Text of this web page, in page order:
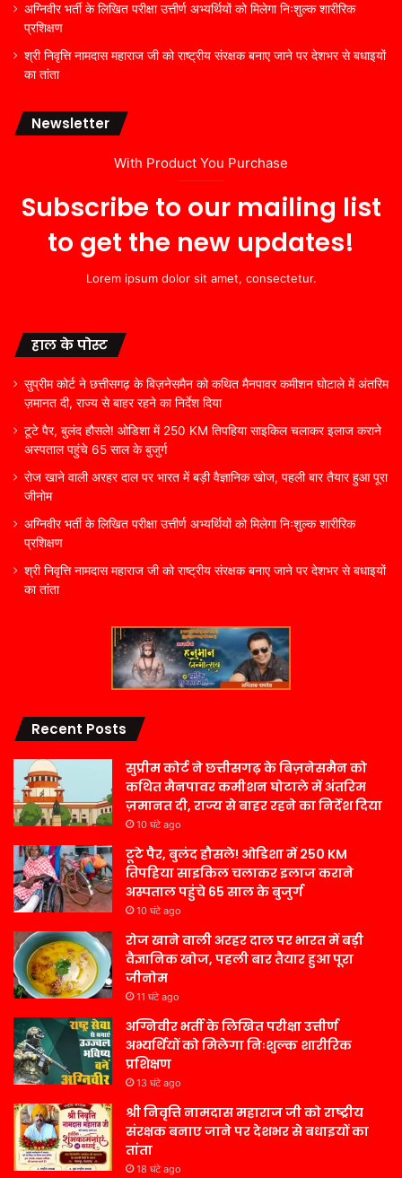
अग्निवीर भर्ती के लिखित परीक्षा उत्तीर्ण अभ्यर्थियों को मिलेगा निःशुल्क शारीरिक
प्रशिक्षण
श्री निवृत्ति नामदास महाराज जी को राष्ट्रीय संरक्षक बनाए जाने पर देशभर से बधाइयों
का तांता
Newsletter
With Product You Purchase
Subscribe to our mailing list
to get the new updates!
Lorem ipsum dolor sit amet, consectetur.
हाल के पोस्ट
सुप्रीम कोर्ट ने छत्तीसगढ़ के बिज़नेसमैन को कथित मैनपावर कमीशन घोटाले में अंतरिम
ज़मानत दी, राज्य से बाहर रहने का निर्देश दिया
टूटे पैर, बुलंद हौसले! ओडिशा में 250 KM तिपहिया साइकिल चलाकर इलाज कराने
अस्पताल पहुंचे 65 साल के बुजुर्ग
रोज खाने वाली अरहर दाल पर भारत में बड़ी वैज्ञानिक खोज, पहली बार तैयार हुआ पूरा
जीनोम
अग्निवीर भर्ती के लिखित परीक्षा उत्तीर्ण अभ्यर्थियों को मिलेगा निःशुल्क शारीरिक
प्रशिक्षण
श्री निवृत्ति नामदास महाराज जी को राष्ट्रीय संरक्षक बनाए जाने पर देशभर से बधाइयों
का तांता
Recent Posts
सुप्रीम कोर्ट ने छत्तीसगढ़ के बिज़नेसमैन को
कथित मैनपावर कमीशन घोटाले में अंतरिम
ज़मानत दी, राज्य से बाहर रहने का निर्देश दिया
10 घंटे ago
टूटे पैर, बुलंद हौसले! ओडिशा में 250 KM
तिपहिया साइकिल चलाकर इलाज कराने
अस्पताल पहुंचे 65 साल के बुजुर्ग
10 घंटे ago
रोज खाने वाली अरहर दाल पर भारत में बड़ी
वैज्ञानिक खोज, पहली बार तैयार हुआ पूरा
जीनोम
11 घंटे ago
अग्निवीर भर्ती के लिखित परीक्षा उत्तीर्ण
अभ्यर्थियों को मिलेगा निःशुल्क शारीरिक
प्रशिक्षण
13 घंटे ago
श्री निवृत्ति नामदास महाराज जी को राष्ट्रीय
संरक्षक बनाए जाने पर देशभर से बधाइयों का
तांता
18 घंटे ago